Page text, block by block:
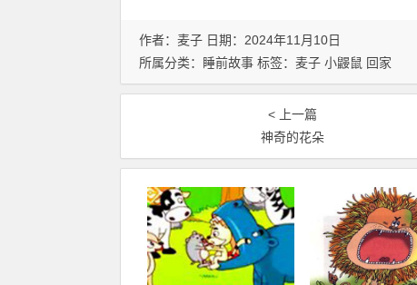
作者：麦子 日期：2024年11月10日
所属分类：
睡前故事 标签： 麦子 小鼹鼠 回家
< 上一篇
神奇的花朵